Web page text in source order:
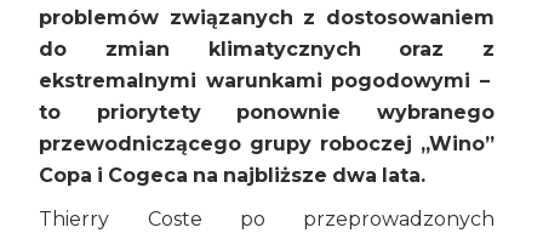
problemów związanych z dostosowaniem
do zmian klimatycznych oraz z
ekstremalnymi warunkami pogodowymi –
to priorytety ponownie wybranego
przewodniczącego grupy roboczej „Wino”
Copa i Cogeca na najbliższe dwa lata.
Thierry Coste po przeprowadzonych